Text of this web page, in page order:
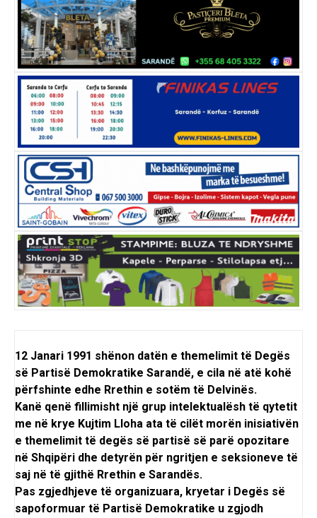
12 Janari 1991 shënon datën e themelimit të Degës
së Partisë Demokratike Sarandë, e cila në atë kohë
përfshinte edhe Rrethin e sotëm të Delvinës.
Kanë qenë fillimisht një grup intelektualësh të qytetit
me në krye Kujtim Lloha ata të cilët morën inisiativën
e themelimit të degës së partisë së parë opozitare
në Shqipëri dhe detyrën për ngritjen e seksioneve të
saj në të gjithë Rrethin e Sarandës.
Pas zgjedhjeve të organizuara, kryetar i Degës së
sapoformuar të Partisë Demokratike u zgjodh